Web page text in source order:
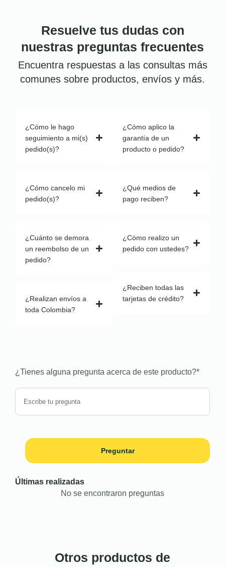
Resuelve tus dudas con
nuestras preguntas frecuentes
Encuentra respuestas a las consultas más
comunes sobre productos, envíos y más.
¿Cómo le hago
seguimiento a mi(s)
pedido(s)?
¿Cómo cancelo mi
pedido(s)?
¿Cuánto se demora
un reembolso de un
pedido?
¿Realizan envíos a
toda Colombia?
¿Cómo aplico la
garantía de un
producto o pedido?
¿Qué medios de
pago reciben?
¿Cómo realizo un
pedido con ustedes?
¿Reciben todas las
tarjetas de crédito?
¿Tienes alguna pregunta acerca de este producto?*
Preguntar
Últimas realizadas
No se encontraron preguntas
Otros productos de